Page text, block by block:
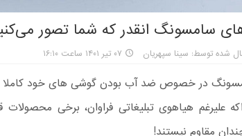
سامسونگ انقدر که شما تصور
شده توسط: سینا سپهریان ۰۷ تیر ۱۴۰۱ ساعت ۱۶:۱۰
در خصوص ضد آب بودن گوشی های خود کاملا
علیرغم هیاهوی تبلیغاتی فراوان، برخی محصولات
مقاوم نیستند!